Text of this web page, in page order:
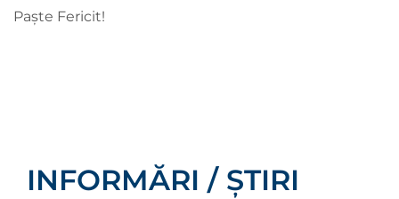
Paște Fericit!
INFORMĂRI / ȘTIRI